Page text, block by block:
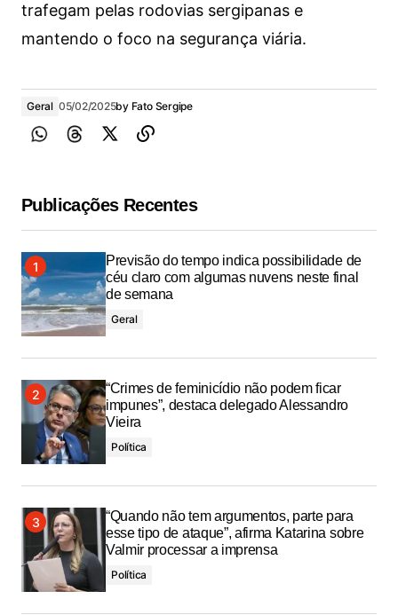
trafegam pelas rodovias sergipanas e
mantendo o foco na segurança viária.
Geral 05/02/2025by Fato Sergipe
Publicações Recentes
Previsão do tempo indica possibilidade de
céu claro com algumas nuvens neste final
de semana
Geral
“Crimes de feminicídio não podem ficar
impunes”, destaca delegado Alessandro
Vieira
Política
“Quando não tem argumentos, parte para
esse tipo de ataque”, afirma Katarina sobre
Valmir processar a imprensa
Política